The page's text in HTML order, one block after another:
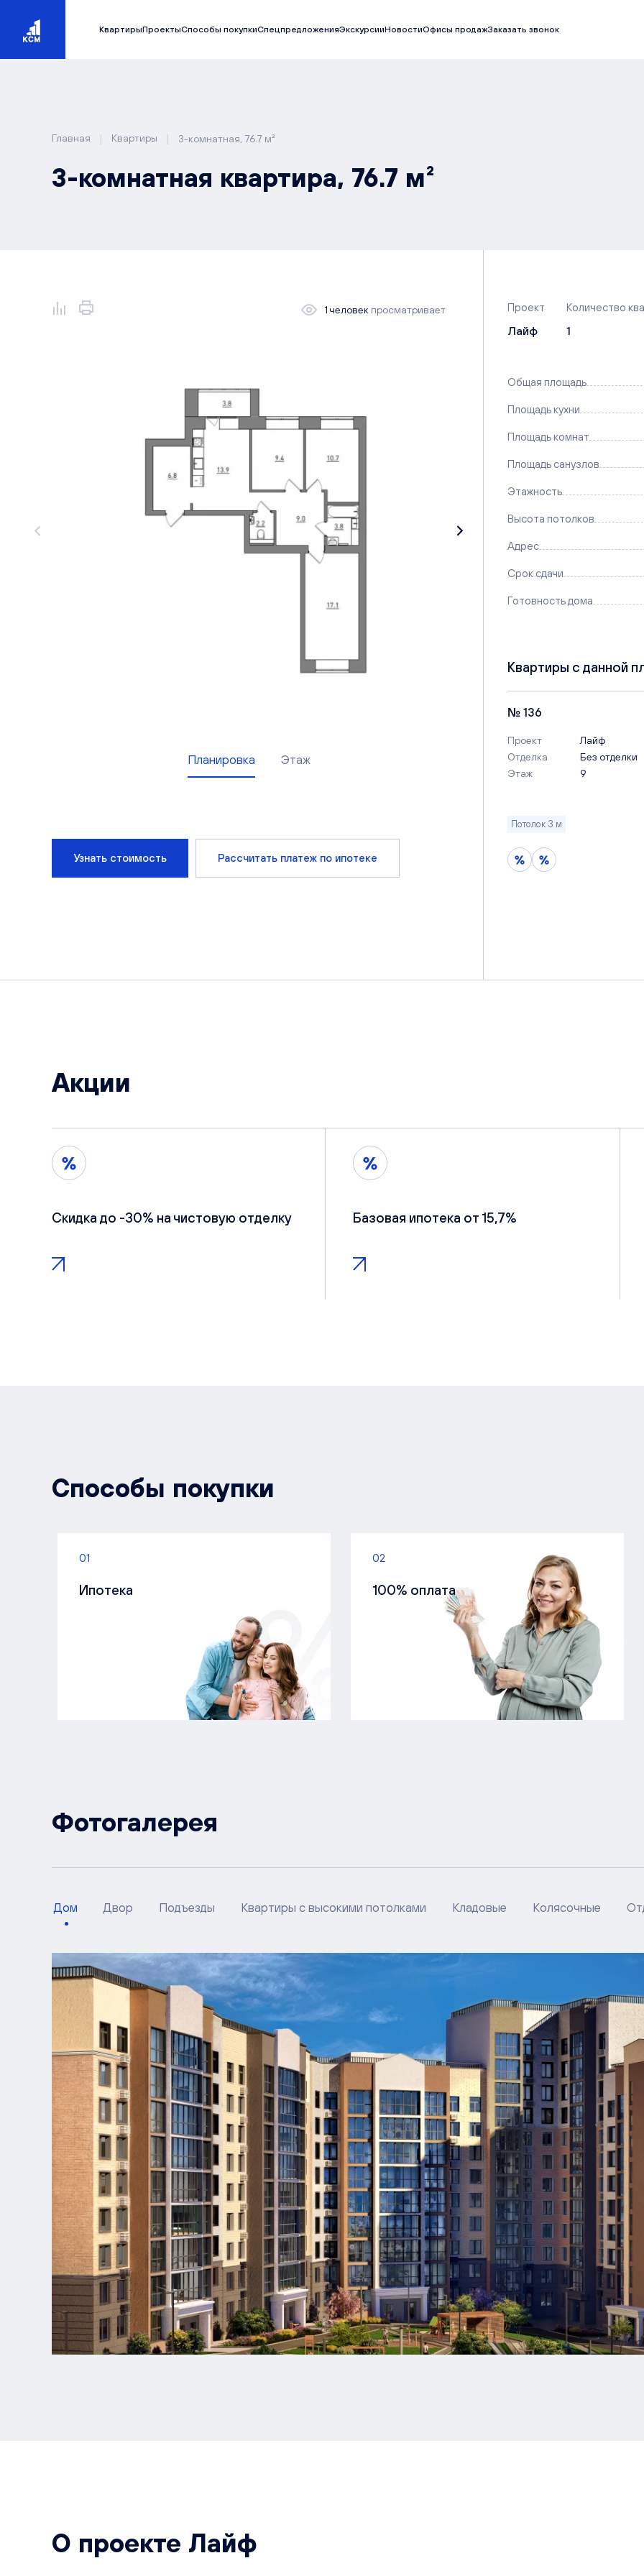
КвартирыПроектыСпособы покупкиСпецпредложенияЭкскурсииНовостиОфисы продажЗаказать звонок
Главная | Квартиры | 3-комнатная, 76.7 м²
3-комнатная квартира, 76.7 м²
1 человек просматривает
Планировка Этаж
Узнать стоимость Рассчитать платеж по ипотеке
Проект
Лайф
Количество
1
Общая площадь
Площадь кухни
Площадь комнат
Площадь санузлов
Этажность
Высота потолков
Адрес
Срок сдачи
Готовность дома
Квартиры с данной
№ 136
Проект
Лайф
Отделка
Без отделки
Этаж
9
Потолок 3 м
Акции
Скидка до -30% на чистовую отделку Базовая ипотека от 15,7%
Способы покупки
01
Ипотека
02
100% оплата
Фотогалерея
Дом Двор Подъезды Квартиры с высокими потолками Кладовые Колясочные
О проекте Лайф